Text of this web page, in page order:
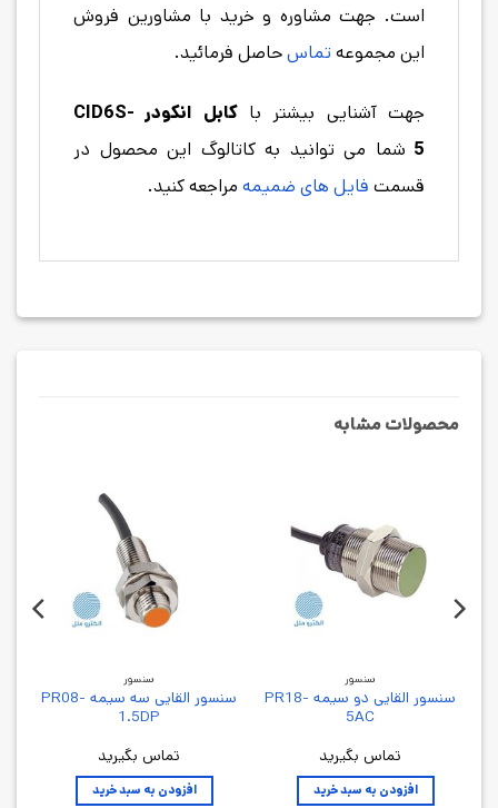
است. جهت مشاوره و خرید با مشاورین فروش
این مجموعه تماسحاصل فرمائید.
جهت آشنایی بیشتر باکابل انکودر CID6S-
5 شما می توانید به کاتالوگ این محصول در
قسمت فایل های ضمیمه مراجعه کنید.
محصولات مشابه
سنسور
سنسور القایی دو سیمه PR18-
5AC
تماس بگیرید
افزودن به سبد خرید
سنسور
سنسور القایی سه سیمه PR08-
1.5DP
تماس بگیرید
افزودن به سبد خرید